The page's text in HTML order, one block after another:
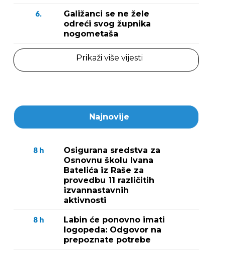
6.
Galižanci se ne žele
odreći svog župnika
nogometaša
Prikaži više vijesti
Najnovije
8 h
Osigurana sredstva za
Osnovnu školu Ivana
Batelića iz Raše za
provedbu 11 različitih
izvannastavnih
aktivnosti
8 h
Labin će ponovno imati
logopeda: Odgovor na
prepoznate potrebe